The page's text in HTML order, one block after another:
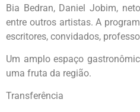
Bia Bedran, Daniel Jobim,
entre outros artistas. A
escritores, convidados,
Um amplo espaço
uma fruta da região.
Transferência